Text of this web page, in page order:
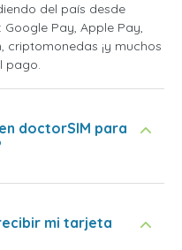
del país desde
Pay, Apple Pay,
¡y muchos
pago.
doctorSIM para
mi tarjeta